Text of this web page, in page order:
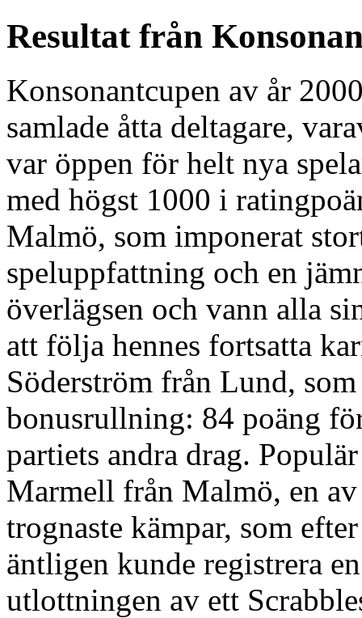
Resultat från
Konsonantcupen av år
samlade åtta deltagare,
var öppen för helt nya
med högst 1000 i
Malmö, som imponerat
speluppfattning och en
överlägsen och vann alla
att följa hennes fortsatta
Söderström från Lund,
bonusrullning: 84 poäng
partiets andra drag.
Marmell från Malmö, en
trognaste kämpar, som
äntligen kunde registrera
utlottningen av ett